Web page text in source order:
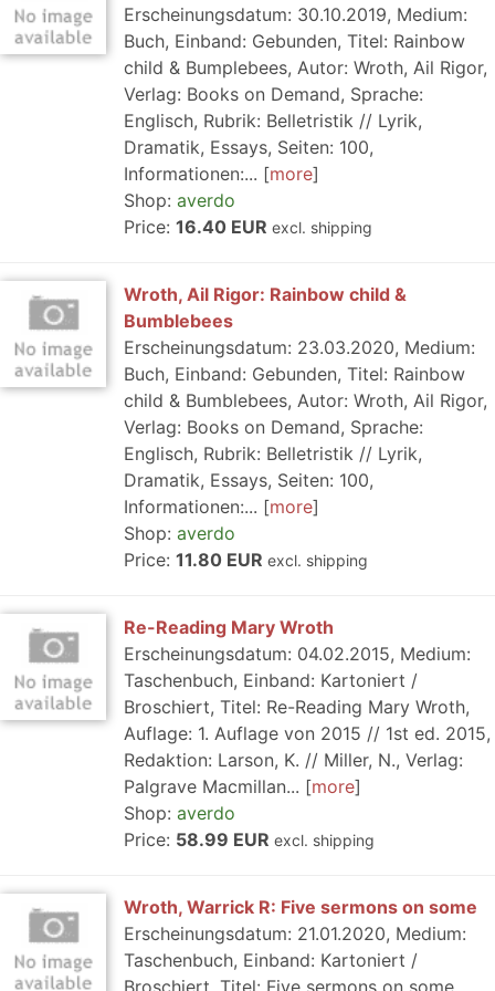
Erscheinungsdatum: 30.10.2019, Medium:
Buch, Einband: Gebunden, Titel: Rainbow
child & Bumplebees, Autor: Wroth, Ail Rigor,
Verlag: Books on Demand, Sprache:
Englisch, Rubrik: Belletristik // Lyrik,
Dramatik, Essays, Seiten: 100,
Informationen:...
more
Shop: averdo
Price: 16.40 EUR excl. shipping
Wroth, Ail Rigor: Rainbow child &
Bumblebees
Erscheinungsdatum: 23.03.2020, Medium:
Buch, Einband: Gebunden, Titel: Rainbow
child & Bumblebees, Autor: Wroth, Ail Rigor,
Verlag: Books on Demand, Sprache:
Englisch, Rubrik: Belletristik // Lyrik,
Dramatik, Essays, Seiten: 100,
Informationen:...
more
Shop: averdo
Price: 11.80 EUR excl. shipping
Re-Reading Mary Wroth
Erscheinungsdatum: 04.02.2015, Medium:
Taschenbuch, Einband: Kartoniert /
Broschiert, Titel: Re-Reading Mary Wroth,
Auflage: 1. Auflage von 2015 // 1st ed. 2015,
Redaktion: Larson, K. // Miller, N., Verlag:
Palgrave Macmillan...
more
Shop: averdo
Price: 58.99 EUR excl. shipping
Wroth, Warrick R: Five sermons on some
Erscheinungsdatum: 21.01.2020, Medium:
Taschenbuch, Einband: Kartoniert /
Broschiert, Titel: Five sermons on some,